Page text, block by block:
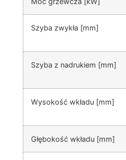
Szyba zwykła [mm]
Szyba z nadrukiem [mm]
Wysokość wkładu [mm]
Głębokość wkładu [mm]